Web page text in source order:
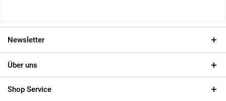
Newsletter
Über uns
Shop Service